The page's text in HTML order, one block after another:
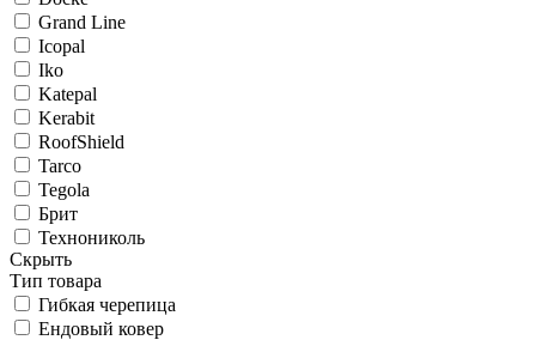
Grand Line
Icopal
Iko
Katepal
Kerabit
RoofShield
Tarco
Tegola
Брит
Технониколь
Скрыть
Тип товара
Гибкая черепица
Ендовый ковер